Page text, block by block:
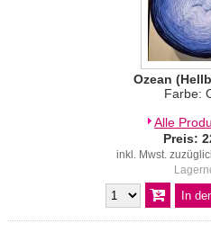
Ozean
Farbe:
Alle
Preis:
inkl. Mwst.